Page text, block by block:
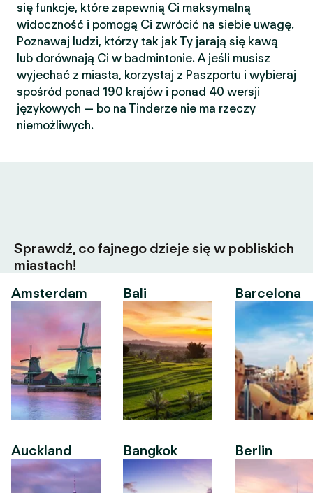
się funkcje, które zapewnią Ci maksymalną
widoczność i pomogą Ci zwrócić na siebie uwagę.
Poznawaj ludzi, którzy tak jak Ty jarają się kawą
lub dorównają Ci w badmintonie. A jeśli musisz
wyjechać z miasta, korzystaj z Paszportu i wybieraj
spośród ponad 190 krajów i ponad 40 wersji
językowych — bo na Tinderze nie ma rzeczy
niemożliwych.
Sprawdź, co fajnego dzieje się w pobliskich
miastach!
Amsterdam
Auckland
Bali
Bangkok
Barcelona
Berlin